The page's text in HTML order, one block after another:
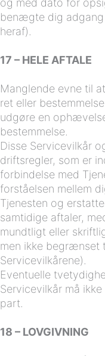
og med dato for
benægte dig adgang
heraf).
17 – HELE AFTALE
Manglende evne til
ret eller
udgøre en
bestemmelse.
Disse Servicevilkår
driftsregler, som er
forbindelse med
forståelsen mellem
Tjenesten og
samtidige aftaler,
mundtligt eller
men ikke begrænset
Servicevilkårene).
Eventuelle
Servicevilkår må
part.
18 – LOVGIVNING